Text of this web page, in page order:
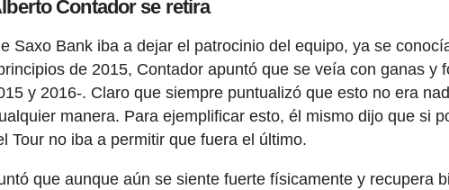
Contador se retira
Saxo Bank iba a dejar el patrocinio del equipo, ya se
de 2015, Contador apuntó que se veía con ganas y
y 2016-. Claro que siempre puntualizó que esto no era
manera. Para ejemplificar esto, él mismo dijo que si
Tour no iba a permitir que fuera el último.
que aunque aún se siente fuerte físicamente y recupera